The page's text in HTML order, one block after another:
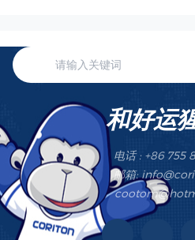
和好运
电话 : +86 755
邮箱: